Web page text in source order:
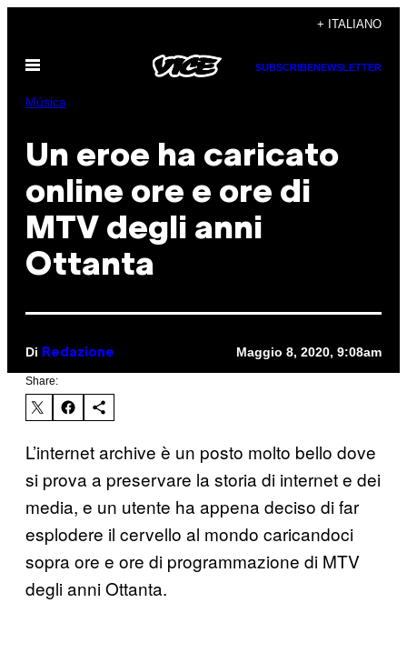
contenuto
+ ITALIANO
Apri
SUBSCRIBENEWSLETTER
Música
Un eroe ha caricato
online ore e ore di
MTV degli anni
Ottanta
Di Redazione Maggio 8, 2020, 9:08am
Share:
L’internet archive è un posto molto bello dove
si prova a preservare la storia di internet e dei
media, e un utente ha appena deciso di far
esplodere il cervello al mondo caricandoci
sopra ore e ore di programmazione di MTV
degli anni Ottanta.